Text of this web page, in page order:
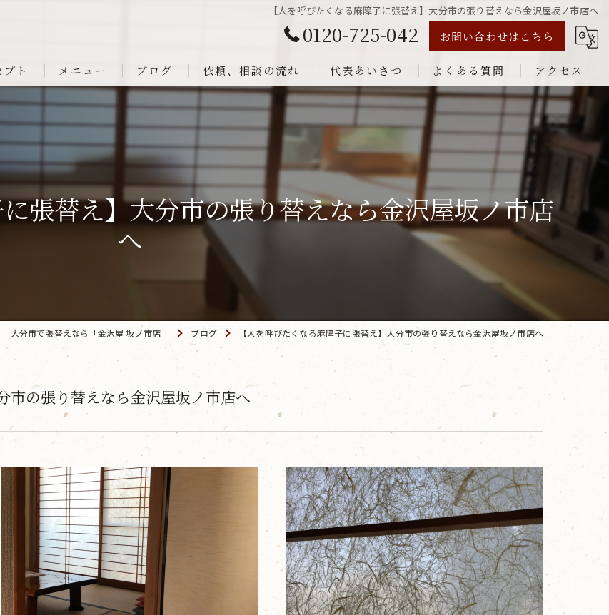
【人を呼びたくなる麻障子に張替え】大分市の張り替えなら金沢屋坂ノ市店へ
0120-725-042 お問い合わせはこちら
ト メニュー ブログ 依頼、相談の流れ 代表あいさつ よくある質問 アクセス
張替え】大分市の張り替えなら金沢屋坂ノ市店
へ
大分市で張替えなら「金沢屋 坂ノ市店」 ブログ 【人を呼びたくなる麻障子に張替え】大分市の張り替えなら金沢屋坂ノ市店へ
市の張り替えなら金沢屋坂ノ市店へ